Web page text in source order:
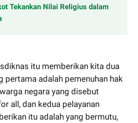
Tekankan Nilai Religius dalam
itu memberikan kita dua
pertama adalah pemenuhan hak
negara yang disebut
all, dan kedua pelayanan
itu adalah yang bermutu,